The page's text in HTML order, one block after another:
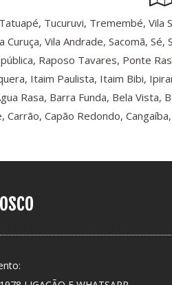
Tucuruvi, Tremembé, Vila
Curuça, Vila Andrade, Sacomã,
Raposo Tavares, Ponte
Itaim Paulista, Itaim Bibi,
Rasa, Barra Funda, Bela Vista,
Carrão, Capão Redondo,